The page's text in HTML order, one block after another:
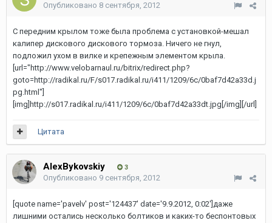
Опубликовано 8 сентября, 2012
С передним крылом тоже была проблема с установкой-мешал
калипер дискового дискового тормоза. Ничего не гнул,
подложил ухом в вилке и крепежным элементом крыла.
[url="http://www.velobarnaul.ru/bitrix/redirect.php?
goto=http://radikal.ru/F/s017.radikal.ru/i411/1209/6c/0baf7d42a33d.j
pg.html"]
[img]http://s017.radikal.ru/i411/1209/6c/0baf7d42a33dt.jpg[/img][/url]
Цитата
AlexBykovskiy 3
Опубликовано 9 сентября, 2012
[quote name='pavelv' post='124437' date='9.9.2012, 0:02']даже
лишними остались несколько болтиков и каких-то беспонтовых